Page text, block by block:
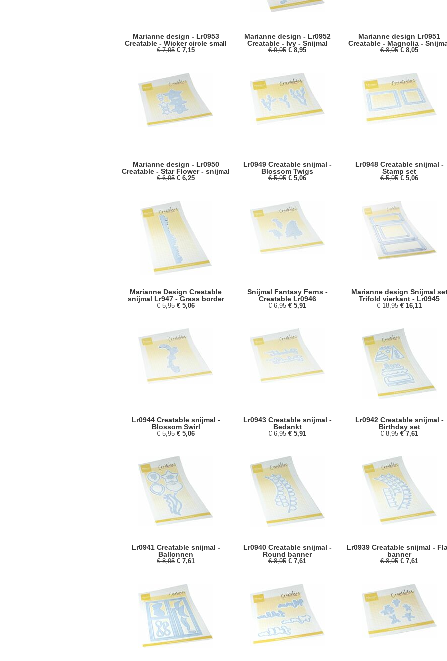
Marianne design - Lr0953
Creatable - Wicker circle small
€ 7,95 € 7,15
Marianne design - Lr0952
Creatable - Ivy - Snijmal
€ 9,95 € 8,95
Marianne design Lr0951
Creatable - Magnolia -
€ 8,95 € 8,05
Marianne design - Lr0950
Creatable - Star Flower - snijmal
€ 6,95 € 6,25
Lr0949 Creatable snijmal -
Blossom Twigs
€ 5,95 € 5,06
Lr0948 Creatable snijmal -
Stamp set
€ 5,95 € 5,06
Marianne Design Creatable
snijmal Lr947 - Grass border
€ 5,95 € 5,06
Snijmal Fantasy Ferns -
Creatable Lr0946
€ 6,95 € 5,91
Marianne design Snijmal set
Trifold vierkant - Lr0945
€ 18,95 € 16,11
Lr0944 Creatable snijmal -
Blossom Swirl
€ 5,95 € 5,06
Lr0943 Creatable snijmal -
Bedankt
€ 6,95 € 5,91
Lr0942 Creatable snijmal -
Birthday set
€ 8,95 € 7,61
Lr0941 Creatable snijmal -
Ballonnen
€ 8,95 € 7,61
Lr0940 Creatable snijmal -
Round banner
€ 8,95 € 7,61
Lr0939 Creatable snijmal -
banner
€ 8,95 € 7,61